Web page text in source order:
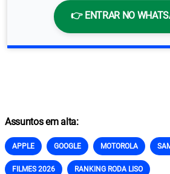
👉 ENTRAR NO
Assuntos em alta:
APPLE GOOGLE MOTOROLA
FILMES 2026 RANKING RODA LISO